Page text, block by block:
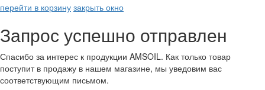
перейти в корзину закрыть окно
Запрос успешно отправлен
Спасибо за интерес к продукции AMSOIL. Как только товар
поступит в продажу в нашем магазине, мы уведовим вас
соответствующим письмом.